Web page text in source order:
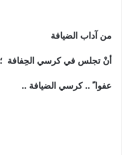
من آداب الضيافة
أنْ تجلس في كرسي الحِفافة ؛
عفوا ً .. كرسي الضيافة ..